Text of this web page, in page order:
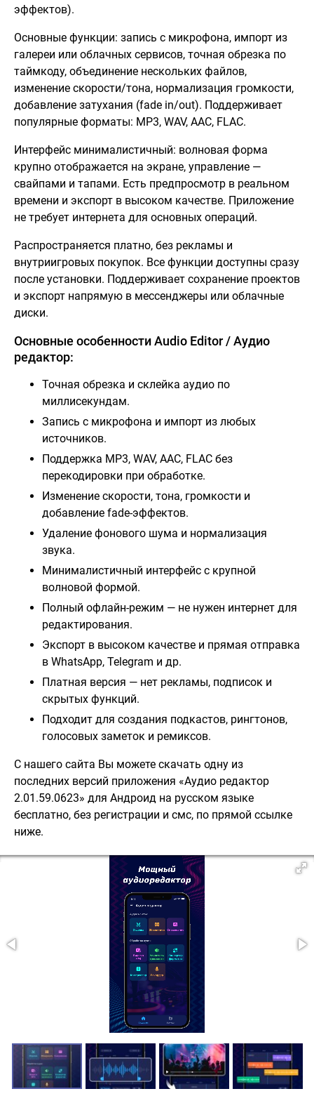
эффектов).
Основные функции: запись с микрофона, импорт из
галереи или облачных сервисов, точная обрезка по
таймкоду, объединение нескольких файлов,
изменение скорости/тона, нормализация громкости,
добавление затухания (fade in/out). Поддерживает
популярные форматы: MP3, WAV, AAC, FLAC.
Интерфейс минималистичный: волновая форма
крупно отображается на экране, управление —
свайпами и тапами. Есть предпросмотр в реальном
времени и экспорт в высоком качестве. Приложение
не требует интернета для основных операций.
Распространяется платно, без рекламы и
внутриигровых покупок. Все функции доступны сразу
после установки. Поддерживает сохранение проектов
и экспорт напрямую в мессенджеры или облачные
диски.
Основные особенности Audio Editor / Аудио
редактор:
Точная обрезка и склейка аудио по
миллисекундам.
Запись с микрофона и импорт из любых
источников.
Поддержка MP3, WAV, AAC, FLAC без
перекодировки при обработке.
Изменение скорости, тона, громкости и
добавление fade-эффектов.
Удаление фонового шума и нормализация
звука.
Минималистичный интерфейс с крупной
волновой формой.
Полный офлайн-режим — не нужен интернет для
редактирования.
Экспорт в высоком качестве и прямая отправка
в WhatsApp, Telegram и др.
Платная версия — нет рекламы, подписок и
скрытых функций.
Подходит для создания подкастов, рингтонов,
голосовых заметок и ремиксов.
С нашего сайта Вы можете скачать одну из
последних версий приложения «Аудио редактор
2.01.59.0623» для Андроид на русском языке
бесплатно, без регистрации и смс, по прямой ссылке
ниже.